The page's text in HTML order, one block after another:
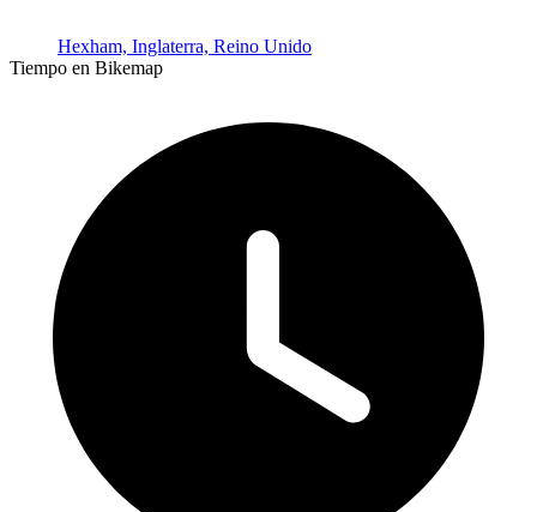
Hexham, Inglaterra, Reino Unido
Tiempo en Bikemap